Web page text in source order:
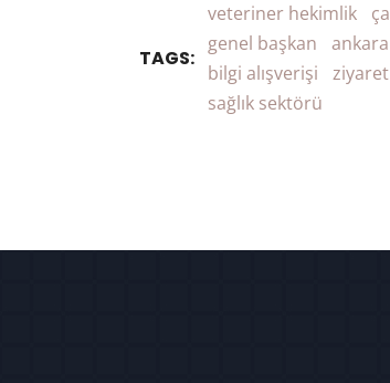
TAGS:
veteriner hekimlik
genel başkan
ankara
bilgi alışverişi
ziyaret
sağlık sektörü